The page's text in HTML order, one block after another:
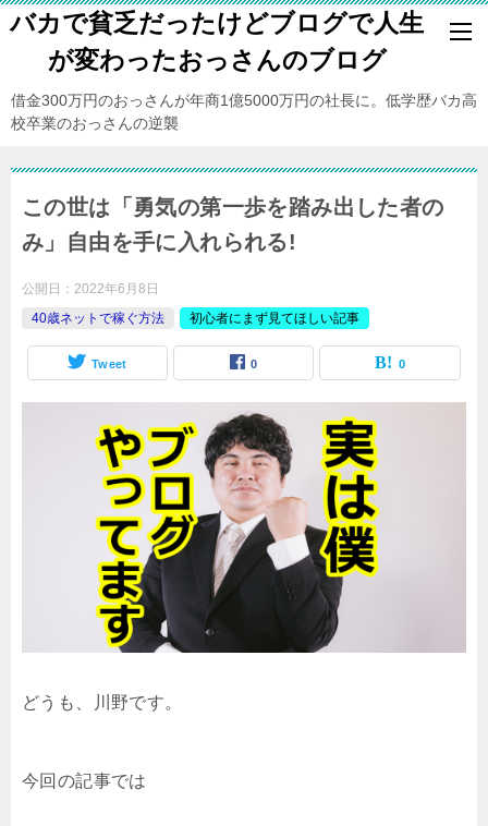
バカで貧乏だったけどブログで人生
が変わったおっさんのブログ
借金300万円のおっさんが年商1億5000万円の社長に。低学歴バカ高
校卒業のおっさんの逆襲
この世は「勇気の第一歩を踏み出した者の
み」自由を手に入れられる!
公開日： 2022年6月8日
40歳ネットで稼ぐ方法
初心者にまず見てほしい記事
Tweet 0 0
どうも、川野です。
今回の記事では